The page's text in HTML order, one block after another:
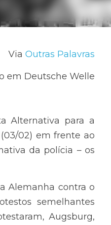
Via Outras Palavras
em Deutsche Welle
a Alemanha (AfD)
(câmara baixa do
falaram em 300 mil
contra o extremismo
neste sábado, como
e Hanover, com cerca